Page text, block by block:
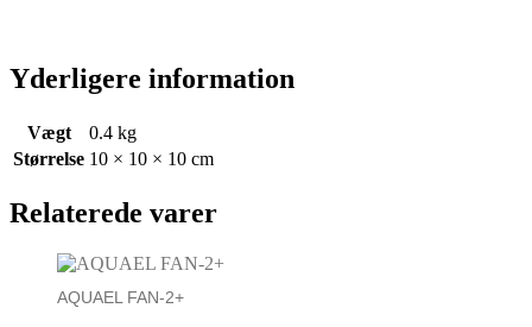
Yderligere information
Vægt
0.4 kg
Størrelse 10 × 10 × 10 cm
Relaterede varer
AQUAEL FAN-2+